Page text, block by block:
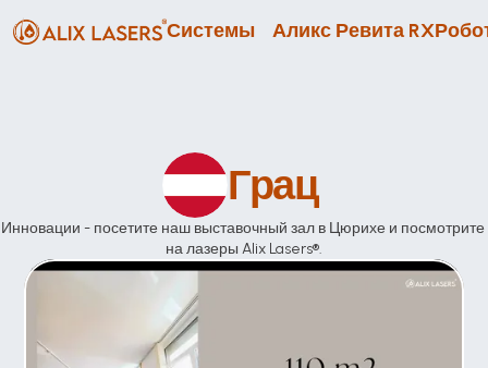
Системы Аликс Ревита RX
Грац
Инновации - посетите наш выставочный зал в Цюрихе и посмотрите
на лазеры Alix Lasers®.